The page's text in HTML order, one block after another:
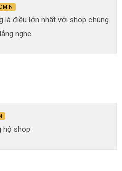
là điều lớn nhất với shop chúng
nghe
hộ shop